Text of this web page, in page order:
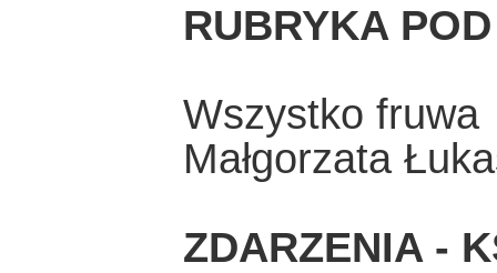
RUBRYKA
Wszystko fruwa
Małgorzata
ZDARZENIA -